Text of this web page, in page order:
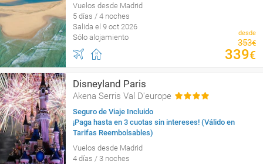
Vuelos desde Madrid
5 días / 4 noches
Salida el 9 oct 2026
Sólo alojamiento
desde
353€
339€
Disneyland Paris
Akena Serris Val D'europe
Seguro de Viaje Incluido
¡Paga hasta en 3 cuotas sin intereses! (Válido en
Tarifas Reembolsables)
Vuelos desde Madrid
4 días / 3 noches